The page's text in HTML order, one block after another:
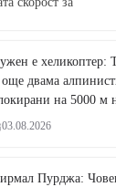
е хеликоптер:
двама
на 5000 м
03.08.2026
Пурджа: